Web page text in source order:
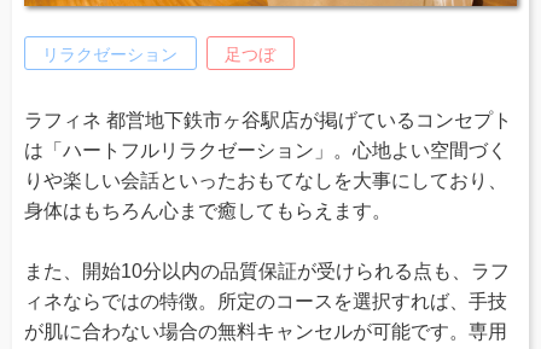
リラクゼーション 足つぼ
ラフィネ 都営地下鉄市ヶ谷駅店が掲げているコンセプト
は「ハートフルリラクゼーション」。心地よい空間づく
りや楽しい会話といったおもてなしを大事にしており、
身体はもちろん心まで癒してもらえます。
また、開始10分以内の品質保証が受けられる点も、ラフ
ィネならではの特徴。所定のコースを選択すれば、手技
が肌に合わない場合の無料キャンセルが可能です。専用